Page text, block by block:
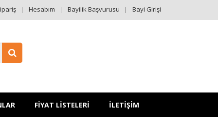
Hesabım Bayilik Başvurusu Bayi Girişi
FİYAT LİSTELERİ İLETİŞİM